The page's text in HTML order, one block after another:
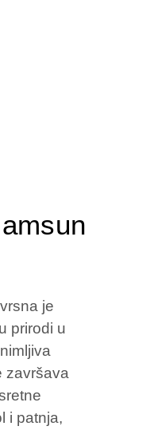
je
prirodi u
završava
i patnja,